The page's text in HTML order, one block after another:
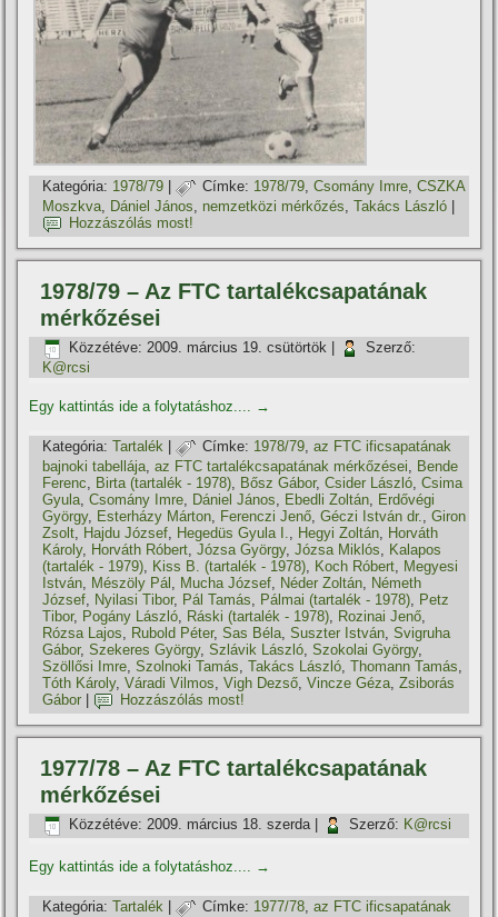
Kategória: 1978/79 | Címke: 1978/79,Csomány Imre,CSZKA
Moszkva, Dániel János, nemzetközi mérkőzés,Takács László
Hozzászólás most!
1978/79 – Az FTC tartalékcsapatának
mérkőzései
Közzétéve: 2009. március 19. csütörtök
Szerző:
K@rcsi
Egy kattintás ide a folytatáshoz.... →
Kategória: Tartalék | Címke: 1978/79,az FTC ificsapatának
bajnoki tabellája,az FTC tartalékcsapatának mérkőzései, Bende
Ferenc, Birta (tartalék - 1978), Bősz Gábor,Csider László,Csima
Gyula,Csomány Imre, Dániel János, Ebedli Zoltán, Erdővégi
György, Esterházy Márton, Ferenczi Jenő,Géczi István dr.,Giron
Zsolt, Hajdu József, Hegedüs Gyula I., Hegyi Zoltán, Horváth
Károly, Horváth Róbert,Józsa György,Józsa Miklós, Kalapos
(tartalék - 1979), Kiss B. (tartalék - 1978), Koch Róbert, Megyesi
István, Mészöly Pál , Mucha József, Néder Zoltán, Németh
József, Nyilasi Tibor, Pál Tamás, Pálmai (tartalék - 1978), Petz
Tibor, Pogány László, Ráski (tartalék - 1978), Rozinai Jenő,
Rózsa Lajos, Rubold Péter,Sas Béla,Suszter István,Svigruha
Gábor,Szekeres György,Szlávik László,Szokolai György,
Szöllősi Imre,Szolnoki Tamás,Takács László,Thomann Tamás,
Tóth Károly,Váradi Vilmos,Vigh Dezső,Vincze Géza,Zsiborás
Gábor
Hozzászólás most!
1977/78 – Az FTC tartalékcsapatának
mérkőzései
Közzétéve: 2009. március 18. szerda| Szerző: K@rcsi
Egy kattintás ide a folytatáshoz.... →
Kategória: Tartalék | Címke: 1977/78,az FTC ificsapatának